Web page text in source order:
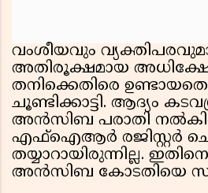
വംശീയവും
അതിരൂക്ഷമായ
തനിക്കെതിരെ
ചൂണ്ടിക്കാട്ടി. ആദ്യം
അൻസിബ പരാതി
എഫ്ഐആർ രജിസ്റ്റർ
തയ്യാറായിരുന്നില്ല.
അൻസിബ കോടതിയെ